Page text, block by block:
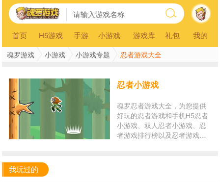
首页 H5游戏 手游 小游戏 游戏库 礼包 我的
魂罗游戏 小游戏 小游戏专题 忍者游戏大全
忍者小游戏
魂罗忍者游戏大全，为您提供
好玩的忍者游戏和手机H5忍者
小游戏、双人忍者小游戏、忍
者游戏排行榜以及忍者游戏在
我玩过的